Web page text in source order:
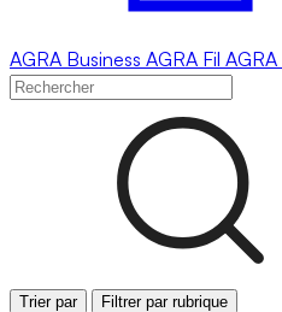
AGRA Business AGRA Fil AGRA
Trier par Filtrer par rubrique